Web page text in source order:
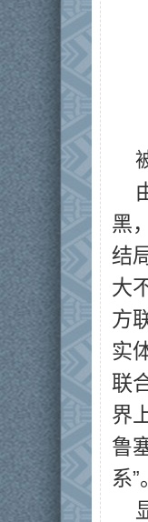
黑
结
大
方
实
联
界
鲁
系”。